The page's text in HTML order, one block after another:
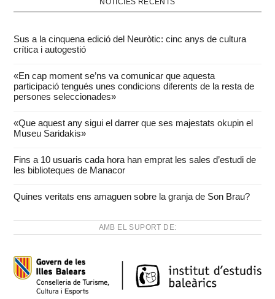
Sus a la cinquena edició del Neuròtic: cinc anys de cultura
crítica i autogestió
«En cap moment se’ns va comunicar que aquesta
participació tengués unes condicions diferents de la resta de
persones seleccionades»
«Que aquest any sigui el darrer que ses majestats okupin el
Museu Saridakis»
Fins a 10 usuaris cada hora han emprat les sales d’estudi de
les biblioteques de Manacor
Quines veritats ens amaguen sobre la granja de Son Brau?
AMB EL SUPORT DE: